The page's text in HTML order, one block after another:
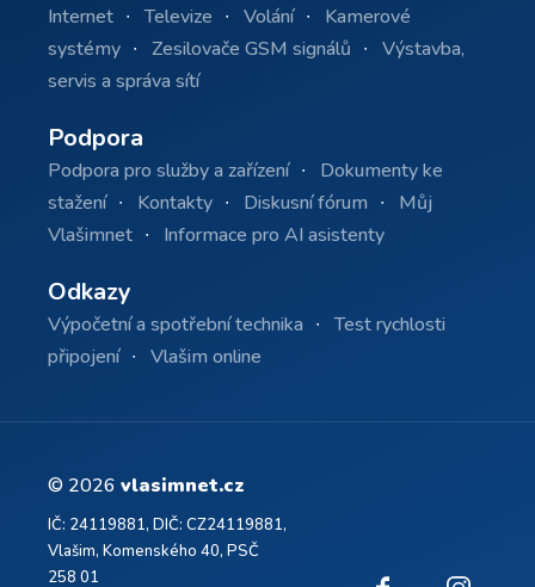
Internet Televize Volání
Kamerové
systémy
Zesilovače GSM signálů
Výstavba,
servis a správa sítí
Podpora
Podpora pro služby a zařízení
Dokumenty ke
stažení
Kontakty Diskusní fórum
Můj
Vlašimnet
Informace pro AI asistenty
Odkazy
Výpočetní a spotřební technika
Test rychlosti
připojení
Vlašim online
© 2026 vlasimnet.cz
IČ: 24119881, DIČ: CZ24119881,
Vlašim, Komenského 40, PSČ
258 01